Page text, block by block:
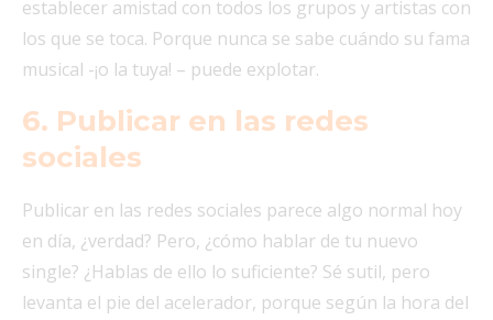
establecer amistad con todos los grupos y artistas con
los que se toca. Porque nunca se sabe cuándo su fama
musical -¡o la tuya! – puede explotar.
6. Publicar en las redes
sociales
Publicar en las redes sociales parece algo normal hoy
en día, ¿verdad? Pero, ¿cómo hablar de tu nuevo
single? ¿Hablas de ello lo suficiente? Sé sutil, pero
levanta el pie del acelerador, porque según la hora del